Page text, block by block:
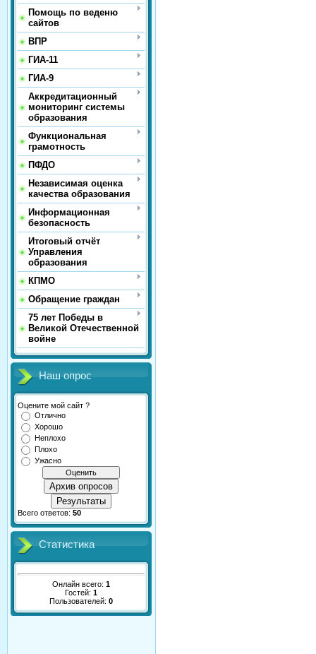
Помощь по веденю
сайтов
ВПР
ГИА-11
ГИА-9
Аккредитационный
мониторинг системы
образования
Функциональная
грамотность
ПФДО
Независимая оценка
качества образования
Информационная
безопасность
Итоговый отчёт
Управления
образования
КПМО
Обращение граждан
75 лет Победы в
Великой Отечественной
войне
Наш опрос
Оцените мой сайт ?
Отлично
Хорошо
Неплохо
Плохо
Ужасно
Архив опросов
Результаты
Всего ответов: 50
Статистика
Онлайн всего: 1
Гостей: 1
Пользователей: 0